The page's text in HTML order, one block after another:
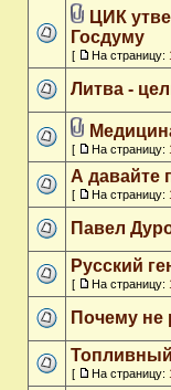
ЦИК
Госдуму
[ На страницу:
Литва -
[ На страницу:
А давайте
[ На страницу:
Павел
Русский
[ На страницу:
Почему не
[ На страницу: